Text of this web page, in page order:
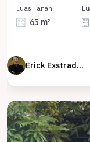
Luas Tanah
65 m²
Erick Exstrada Susanto